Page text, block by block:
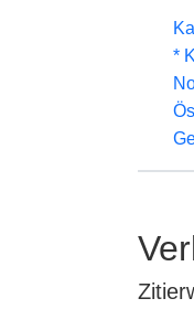
*